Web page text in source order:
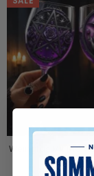
SALE
Weinglas Mit
–